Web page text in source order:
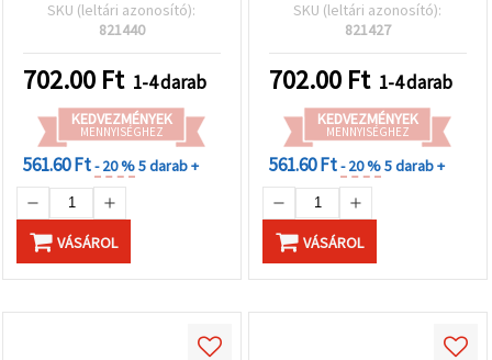
scrapbookhoz és kreatív
projektekhez
SKU (leltári azonosító):
821440
702.00 Ft 1-4 darab
KEDVEZMÉNYEK
MENNYISÉGHEZ
561.60 Ft- 20 %5 darab +
VÁSÁROL
SKU (leltári azonosító):
821427
702.00 Ft 1-4 darab
KEDVEZMÉNYEK
MENNYISÉGHEZ
561.60 Ft- 20 %5 darab +
VÁSÁROL